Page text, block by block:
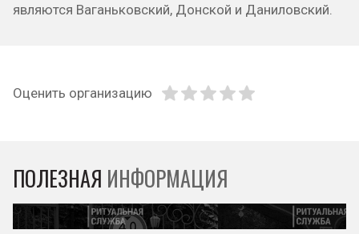
являются Ваганьковский, Донской и Даниловский.
Оценить организацию
ПОЛЕЗНАЯ ИНФОРМАЦИЯ